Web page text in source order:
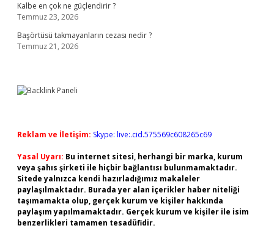
Kalbe en çok ne güçlendirir ?
Temmuz 23, 2026
Başörtüsü takmayanların cezası nedir ?
Temmuz 21, 2026
Reklam ve İletişim: Skype: live:.cid.575569c608265c69
Yasal Uyarı: Bu internet sitesi, herhangi bir marka, kurum
veya şahıs şirketi ile hiçbir bağlantısı bulunmamaktadır.
Sitede yalnızca kendi hazırladığımız makaleler
paylaşılmaktadır. Burada yer alan içerikler haber niteliği
taşımamakta olup, gerçek kurum ve kişiler hakkında
paylaşım yapılmamaktadır. Gerçek kurum ve kişiler ile isim
benzerlikleri tamamen tesadüfidir.